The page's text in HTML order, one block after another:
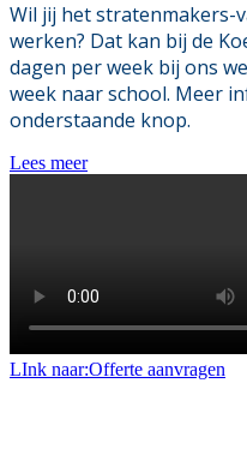
Wil jij het stratenmakers-
werken? Dat kan bij de
dagen per week bij ons
week naar school. Meer
onderstaande knop.
Lees meer
LInk naar:Offerte aanvragen